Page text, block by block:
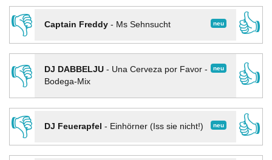
👎
neu
Captain Freddy- Ms Sehnsucht
👍
👎
neu
DJ DABBELJU- Una Cerveza por Favor -
Bodega-Mix
👍
👎
neu
DJ Feuerapfel - Einhörner (Iss sie nicht!)
👍